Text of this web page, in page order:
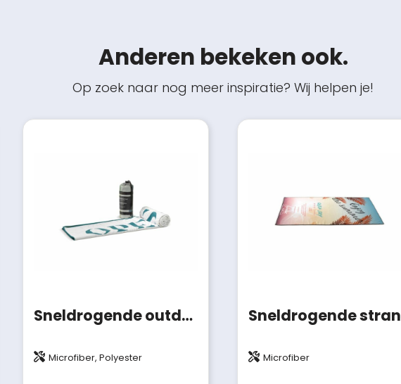
Anderen bekeken ook.
Op zoek naar nog meer inspiratie? Wij helpen je!
Sneldrogende outdoor handdoek met custom-made print en tas
Microfiber, Polyester Microfiber